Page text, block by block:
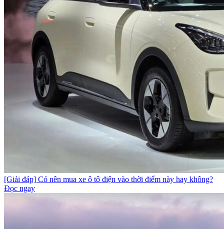
[Giải đáp] Có nên mua xe ô tô điện vào thời điểm này hay không?
Đọc ngay